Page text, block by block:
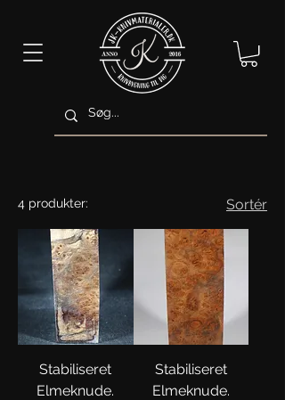
4 produkter: Sortér
Stabiliseret
Elmeknude.
Stabiliseret
Elmeknude.